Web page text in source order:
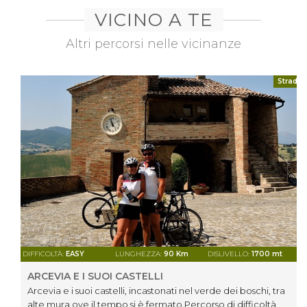
VICINO A TE
Altri percorsi nelle vicinanze
Strada
DIFFICOLTÀ: EASY LUNGHEZZA: 90 Km DISLIVELLO: 1700 mt
ARCEVIA E I SUOI CASTELLI
Arcevia e i suoi castelli, incastonati nel verde dei boschi, tra
alte mura ove il tempo si è fermato.Percorso di difficoltà